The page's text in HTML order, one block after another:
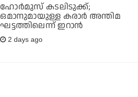
ഹോര്‍മുസ് കടലിടുക്ക്;
ഒമാനുമായുള്ള കരാര്‍ അന്തിമ
ഘട്ടത്തിലെന്ന് ഇറാന്‍
2 days ago